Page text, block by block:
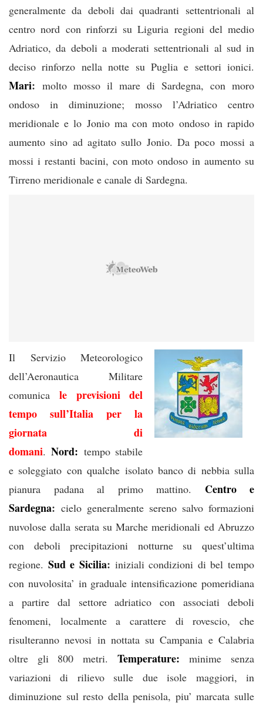
generalmente da deboli dai quadranti settentrionali al
centro nord con rinforzi su Liguria regioni del medio
Adriatico, da deboli a moderati settentrionali al sud in
deciso rinforzo nella notte su Puglia e settori ionici.
Mari: molto mosso il mare di Sardegna, con moro
ondoso in diminuzione; mosso l’Adriatico centro
meridionale e lo Jonio ma con moto ondoso in rapido
aumento sino ad agitato sullo Jonio. Da poco mossi a
mossi i restanti bacini, con moto ondoso in aumento su
Tirreno meridionale e canale di Sardegna.
Il Servizio Meteorologico
dell’Aeronautica Militare
comunicale previsioni del
tempo sull’Italia per la
giornata di
domani.Nord: tempo stabile
e soleggiato con qualche isolato banco di nebbia sulla
pianura padana al primo mattino. Centro e
Sardegna: cielo generalmente sereno salvo formazioni
nuvolose dalla serata su Marche meridionali ed Abruzzo
con deboli precipitazioni notturne su quest’ultima
regione. Sud e Sicilia: iniziali condizioni di bel tempo
con nuvolosita’ in graduale intensificazione pomeridiana
a partire dal settore adriatico con associati deboli
fenomeni, localmente a carattere di rovescio, che
risulteranno nevosi in nottata su Campania e Calabria
oltre gli 800 metri. Temperature:minime senza
variazioni di rilievo sulle due isole maggiori, in
diminuzione sul resto della penisola, piu’ marcata sulle